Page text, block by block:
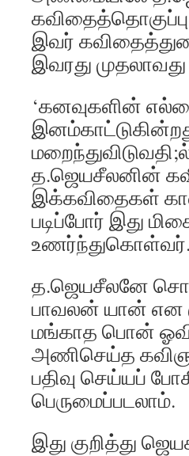
இவர்
இவரது
‘கனவுகளின்
த.ஜெயசீலனின்
இக்கவிதைகள்
படிப்போர் இது
உணர்ந்துகொள்வர்.
த.ஜெயசீலனே
பாவலன் யான் என
மங்காத பொன்
அணிசெய்த
பதிவு செய்யப்
பெருமைப்படலாம்.
இது குறித்து